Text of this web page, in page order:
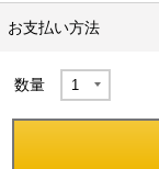
お支払い方法
数量